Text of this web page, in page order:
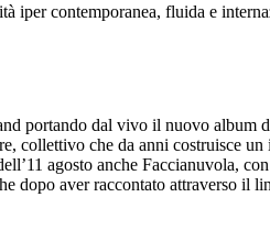
contemporanea, fluida e
portando dal vivo il nuovo album
collettivo che da anni costruisce
agosto anche Faccianuvola,
dopo aver raccontato attraverso il